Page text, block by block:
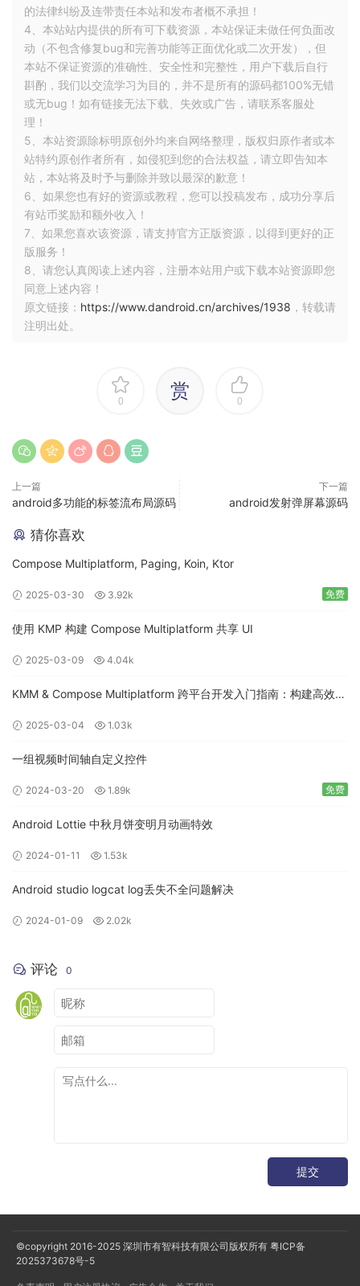
外部拖拽，在屏幕上垂直滑动就可对视图进行拖拽，能
够设置主视图滑动折叠
的法律纠纷及连带责任本站和发布者概不承担！
4、本站站内提供的所有可下载资源，本站保证未做任何负面改
动（不包含修复bug和完善功能等正面优化或二次开发），但
本站不保证资源的准确性、安全性和完整性，用户下载后自行
斟酌，我们以交流学习为目的，并不是所有的源码都100%无错
或无bug！如有链接无法下载、失效或广告，请联系客服处
理！
5、本站资源除标明原创外均来自网络整理，版权归原作者或本
站特约原创作者所有，如侵犯到您的合法权益，请立即告知本
站，本站将及时予与删除并致以最深的歉意！
6、如果您也有好的资源或教程，您可以投稿发布，成功分享后
有站币奖励和额外收入！
7、如果您喜欢该资源，请支持官方正版资源，以得到更好的正
版服务！
8、请您认真阅读上述内容，注册本站用户或下载本站资源即您
同意上述内容！
原文链接： https://www.dandroid.cn/archives/1938 ，转载请
注明出处。
0 赏 0
上一篇
android多功能的标签流布局源码
下一篇
android发射弹屏幕源码
猜你喜欢
Compose Multiplatform, Paging, Koin, Ktor
2025-03-30 3.92k 免费
使用 KMP 构建 Compose Multiplatform 共享 UI
2025-03-09 4.04k
KMM & Compose Multiplatform 跨平台开发入门指南：构建高效的
2025-03-04 1.03k
一组视频时间轴自定义控件
2024-03-20 1.89k 免费
Android Lottie 中秋月饼变明月动画特效
2024-01-11 1.53k
Android studio logcat log丢失不全问题解决
2024-01-09 2.02k
评论 0
提交
©copyright 2016-2025 深圳市有智科技有限公司版权所有 粤ICP备
2025373678号-5